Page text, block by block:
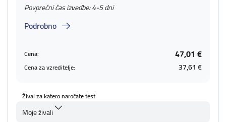
Povprečni čas izvedbe: 4-5 dni
Podrobno
Cena: 47,01 €
Cena za vzreditelje: 37,61 €
Žival za katero naročate test
Moje živali